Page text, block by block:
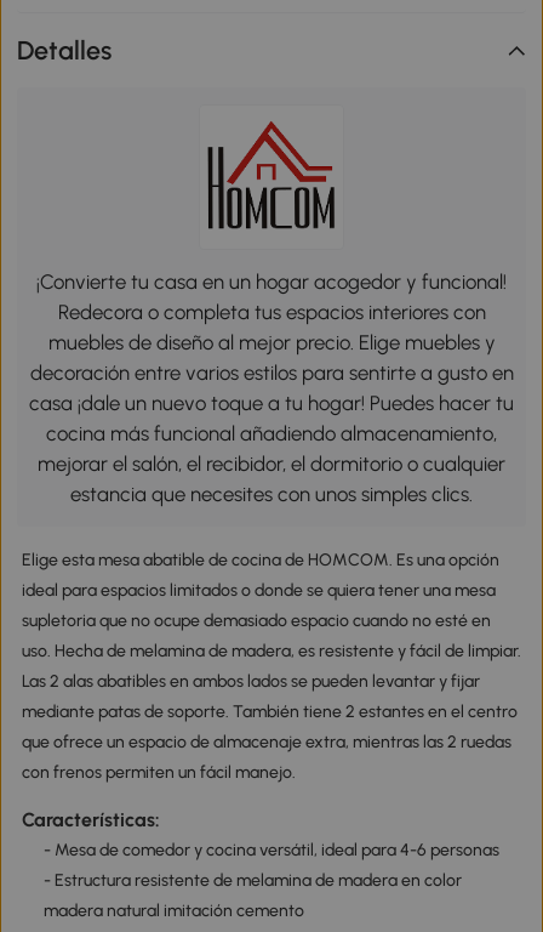
Detalles
¡Convierte tu casa en un hogar acogedor y funcional!
Redecora o completa tus espacios interiores con
muebles de diseño al mejor precio. Elige muebles y
decoración entre varios estilos para sentirte a gusto en
casa ¡dale un nuevo toque a tu hogar! Puedes hacer tu
cocina más funcional añadiendo almacenamiento,
mejorar el salón, el recibidor, el dormitorio o cualquier
estancia que necesites con unos simples clics.
Elige esta mesa abatible de cocina de HOMCOM. Es una opción
ideal para espacios limitados o donde se quiera tener una mesa
supletoria que no ocupe demasiado espacio cuando no esté en
uso. Hecha de melamina de madera, es resistente y fácil de limpiar.
Las 2 alas abatibles en ambos lados se pueden levantar y fijar
mediante patas de soporte. También tiene 2 estantes en el centro
que ofrece un espacio de almacenaje extra, mientras las 2 ruedas
con frenos permiten un fácil manejo.
Características:
- Mesa de comedor y cocina versátil, ideal para 4-6 personas
- Estructura resistente de melamina de madera en color
madera natural imitación cemento